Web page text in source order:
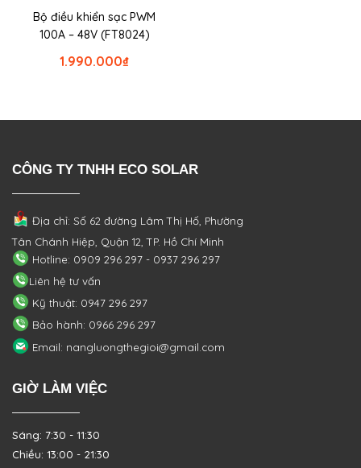
Bộ điều khiển sạc PWM
100A – 48V (FT8024)
₫
1.990.000
CÔNG TY TNHH ECO SOLAR
Địa chỉ: Số 62 đường Lâm Thị Hố, Phường
Tân Chánh Hiệp, Quận 12, TP. Hồ Chí Minh
Hotline: 0909 296 297 - 0937 296 297
Liên hệ tư vấn
Kỹ thuật: 0947 296 297
Bảo hành: 0966 296 297
Email: nangluongthegioi@gmail.com
GIỜ LÀM VIỆC
Sáng: 7:30 - 11:30
Chiều: 13:00 - 21:30